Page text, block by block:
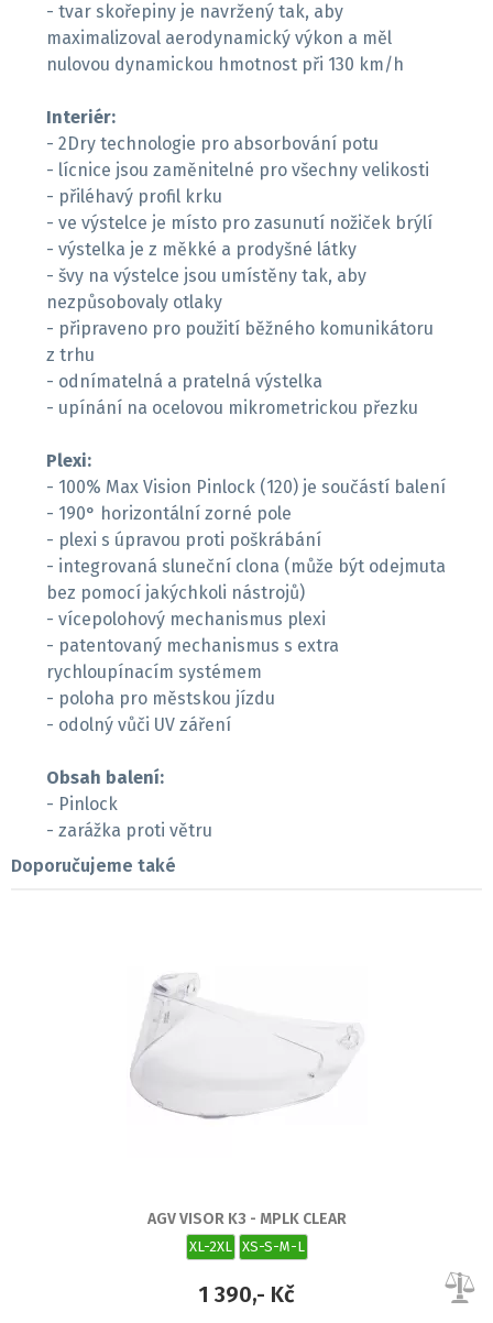
- tvar skořepiny je navržený tak, aby
maximalizoval aerodynamický výkon a měl
nulovou dynamickou hmotnost při 130 km/h
Interiér:
- 2Dry technologie pro absorbování potu
- lícnice jsou zaměnitelné pro všechny velikosti
- přiléhavý profil krku
- ve výstelce je místo pro zasunutí nožiček brýlí
- výstelka je z měkké a prodyšné látky
- švy na výstelce jsou umístěny tak, aby
nezpůsobovaly otlaky
- připraveno pro použití běžného komunikátoru
z trhu
- odnímatelná a pratelná výstelka
- upínání na ocelovou mikrometrickou přezku
Plexi:
- 100% Max Vision Pinlock (120) je součástí balení
- 190° horizontální zorné pole
- plexi s úpravou proti poškrábání
- integrovaná sluneční clona (může být odejmuta
bez pomocí jakýchkoli nástrojů)
- vícepolohový mechanismus plexi
- patentovaný mechanismus s extra
rychloupínacím systémem
- poloha pro městskou jízdu
- odolný vůči UV záření
Obsah balení:
- Pinlock
- zarážka proti větru
Doporučujeme také
AGV VISOR K3 - MPLK CLEAR
XL-2XL XS-S-M-L
1 390,- Kč